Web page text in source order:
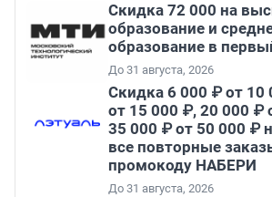
Скидка 72 000 на
образование и
образование в
До 31 августа, 2026
Скидка 6 000 ₽ от 10
от 15 000 ₽, 20 000 ₽
35 000 ₽ от 50 000 ₽
все повторные
промокоду НАБЕРИ
До 31 августа, 2026